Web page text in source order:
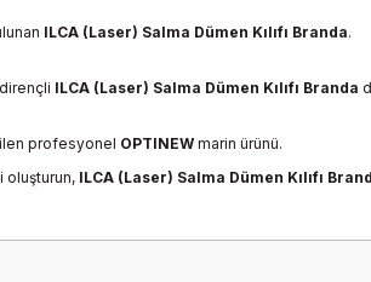
ILCA (Laser) Salma Dümen Kılıfı Branda.
ILCA (Laser) Salma Dümen Kılıfı Branda
profesyonel OPTINEW marin ürünü.
oluşturun, ILCA (Laser) Salma Dümen Kılıfı